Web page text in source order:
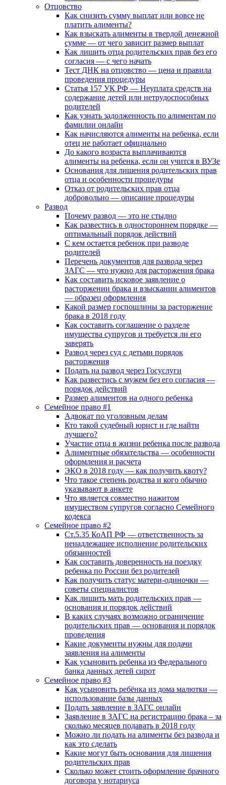
Отцовство
Как снизить сумму выплат или вовсе не
платить алименты?
Как взыскать алименты в твердой денежной
сумме — от чего зависит размер выплат
Как лишить отца родительских прав без его
согласия — с чего начать
Тест ДНК на отцовство — цена и правила
проведения процедуры
Статья 157 УК РФ — Неуплата средств на
содержание детей или нетрудоспособных
родителей
Как узнать задолженность по алиментам по
фамилии онлайн
Как начисляются алименты на ребенка, если
отец не работает официально
До какого возраста выплачиваются
алименты на ребенка, если он учится в ВУЗе
Основания для лишения родительских прав
отца и особенности процедуры
Отказ от родительских прав отца
добровольно — описание процедуры
Развод
Почему развод — это не стыдно
Как развестись в одностороннем порядке —
оптимальный порядок действий
С кем остается ребенок при разводе
родителей
Перечень документов для развода через
ЗАГС — что нужно для расторжения брака
Как составить исковое заявление о
расторжении брака и взыскании алиментов
— образец оформления
Какой размер госпошлины за расторжение
брака в 2018 году
Как составить соглашение о разделе
имущества супругов и требуется ли его
заверять
Развод через суд с детьми порядок
расторжения
Подать на развод через Госуслуги
Как развестись с мужем без его согласия —
порядок действий
Размер алиментов на одного ребенка
Семейное право #1
Адвокат по уголовным делам
Кто такой судебный юрист и где найти
лучшего?
Участие отца в жизни ребенка после развода
Алиментные обязательства — особенности
оформления и расчета
ЭКО в 2018 году — как получить квоту?
Что такое степень родства и кого обычно
указывают в анкете
Что является совместно нажитом
имуществом супругов согласно Семейного
кодекса
Семейное право #2
Ст.5.35 КоАП РФ — ответственность за
ненадлежащее исполнение родительских
обязанностей
Как составить доверенность на поездку
ребенка по России без родителей
Как получить статус матери-одиночки —
советы специалистов
Как лишить мать родительских прав —
основания и порядок действий
В каких случаях возможно ограничение
родительских прав — основания и порядок
проведения
Какие документы нужны для подачи
заявления на алименты
Как усыновить ребенка из Федерального
банка данных детей сирот
Семейное право #3
Как усыновить ребёнка из дома малютки —
использование базы данных
Подать заявление в ЗАГС онлайн
Заявление в ЗАГС на регистрацию брака – за
сколько месяцев подавать в 2018 году
Можно ли подать на алименты без развода и
как это сделать
Какие могут быть основания для лишения
родительских прав
Сколько может стоить оформление брачного
договора у нотариуса